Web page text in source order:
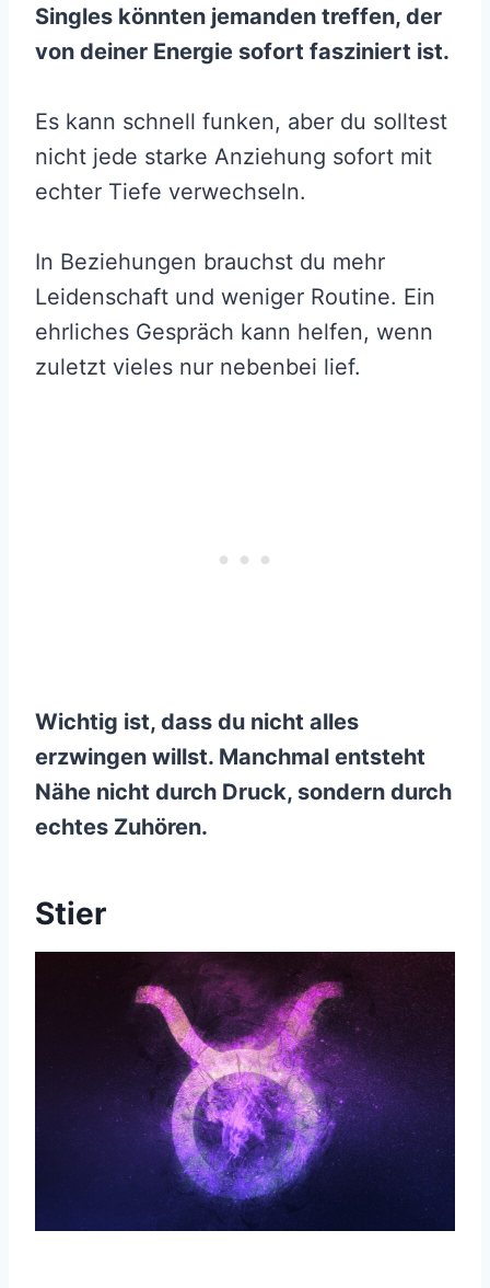
Singles könnten jemanden treffen, der
von deiner Energie sofort fasziniert ist.
Es kann schnell funken, aber du solltest
nicht jede starke Anziehung sofort mit
echter Tiefe verwechseln.
In Beziehungen brauchst du mehr
Leidenschaft und weniger Routine. Ein
ehrliches Gespräch kann helfen, wenn
zuletzt vieles nur nebenbei lief.
Wichtig ist, dass du nicht alles
erzwingen willst. Manchmal entsteht
Nähe nicht durch Druck, sondern durch
echtes Zuhören.
Stier